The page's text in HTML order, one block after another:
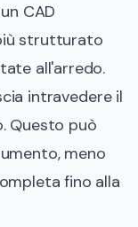
CAD
strutturato
all'arredo.
intravedere il
Questo può
meno
fino alla